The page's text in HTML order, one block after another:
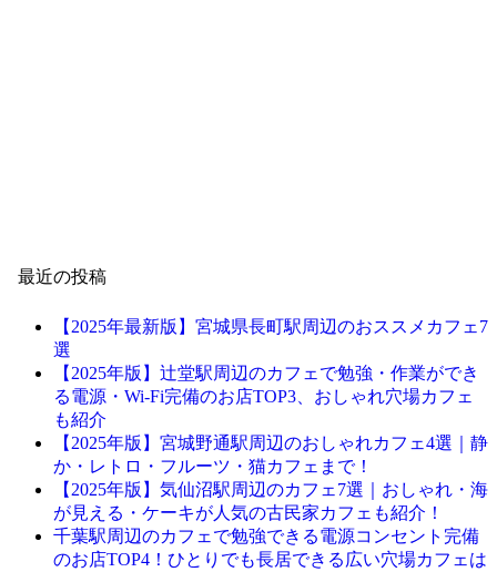
最近の投稿
【2025年最新版】宮城県長町駅周辺のおススメカフェ7
選
【2025年版】辻堂駅周辺のカフェで勉強・作業ができ
る電源・Wi-Fi完備のお店TOP3、おしゃれ穴場カフェ
も紹介
【2025年版】宮城野通駅周辺のおしゃれカフェ4選｜静
か・レトロ・フルーツ・猫カフェまで！
【2025年版】気仙沼駅周辺のカフェ7選｜おしゃれ・海
が見える・ケーキが人気の古民家カフェも紹介！
千葉駅周辺のカフェで勉強できる電源コンセント完備
のお店TOP4！ひとりでも長居できる広い穴場カフェは